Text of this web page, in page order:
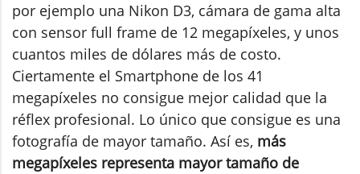
por ejemplo una Nikon D3, cámara de gama alta
con sensor full frame de 12 megapíxeles, y unos
cuantos miles de dólares más de costo.
Ciertamente el Smartphone de los 41
megapíxeles no consigue mejor calidad que la
réflex profesional. Lo único que consigue es una
fotografía de mayor tamaño. Así es, más
megapíxeles representa mayor tamaño de